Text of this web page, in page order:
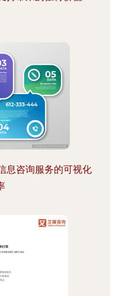
息咨询服务的可视化